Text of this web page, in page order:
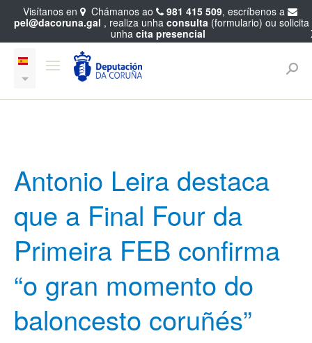
Antonio Leira destaca
que a Final Four da
Primeira FEB confirma
“o gran momento do
baloncesto coruñés”
Visítanos en Chámanos ao 981 415 509, escríbenos a
pel@dacoruna.gal , realiza unha consulta(formulario) ou solicita
unha cita presencial